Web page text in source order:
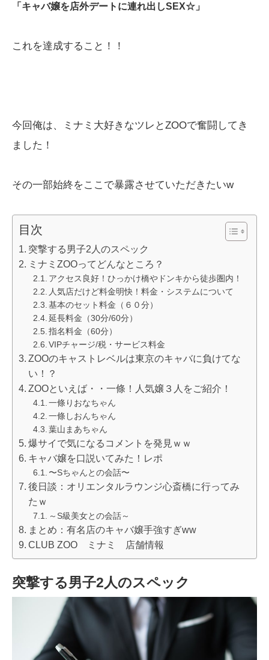
「キャバ嬢を店外デートに連れ出しSEX☆」
これを達成すること！！
今回俺は、ミナミ大好きなツレとZOOで奮闘してき
ました！
その一部始終をここで暴露させていただきたいw
目次
突撃する男子2人のスペック
ミナミZOOってどんなところ？
アクセス良好！ひっかけ橋やドンキから徒歩圏内！
人気店だけど料金明快！料金・システムについて
基本のセット料金（６０分）
延長料金（30分/60分）
指名料金（60分）
VIPチャージ/税・サービス料金
ZOOのキャストレベルは東京のキャバに負けてな
い！？
ZOOといえば・・一條！人気嬢３人をご紹介！
一條りおなちゃん
一條しおんちゃん
葉山まあちゃん
爆サイで気になるコメントを発見ｗｗ
キャバ嬢を口説いてみた！レポ
〜Sちゃんとの会話〜
後日談：オリエンタルラウンジ心斎橋に行ってみ
たｗ
～S級美女との会話～
まとめ：有名店のキャバ嬢手強すぎww
CLUB ZOO ミナミ 店舗情報
突撃する男子2人のスペック